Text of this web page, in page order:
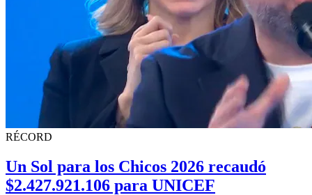
RÉCORD
Un Sol para los Chicos 2026 recaudó
$2.427.921.106 para UNICEF